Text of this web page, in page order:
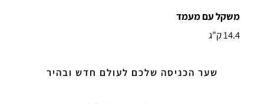
משקל עם מעמד
14.4 ק"ג
שער הכניסה שלכם לעולם חדש ובהיר